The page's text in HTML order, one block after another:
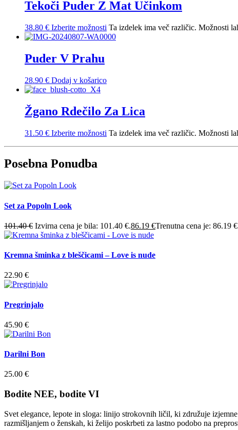
Tekoči Puder Z Mat Učinkom
38.80 € Izberite možnosti Ta izdelek ima več različic. Možnosti
Puder V Prahu
28.90 € Dodaj v košarico
Žgano Rdečilo Za Lica
31.50 € Izberite možnosti Ta izdelek ima več različic. Možnosti
Posebna Ponudba
Set za Popoln Look
101.40€ Izvirna cena je bila: 101.40 €.86.19 €Trenutna cena je: 86.19
Kremna šminka z bleščicami – Love is nude
22.90 €
Pregrinjalo
45.90 €
Darilni Bon
25.00 €
Bodite NEE, bodite VI
Svet elegance, lepote in sloga: linijo strokovnih ličil, ki združuje
razmišljanjem o ženskah, ki želijo poskrbeti za lastno podobo na